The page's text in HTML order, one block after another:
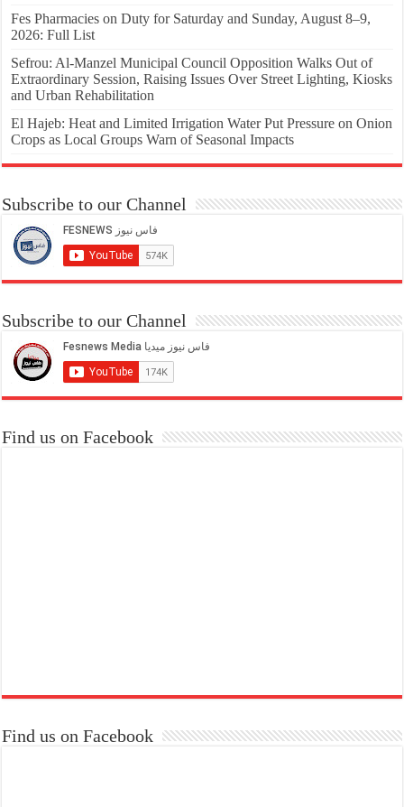
Fes Pharmacies on Duty for Saturday and Sunday, August 8–9,
2026: Full List
Sefrou: Al-Manzel Municipal Council Opposition Walks Out of
Extraordinary Session, Raising Issues Over Street Lighting, Kiosks
and Urban Rehabilitation
El Hajeb: Heat and Limited Irrigation Water Put Pressure on Onion
Crops as Local Groups Warn of Seasonal Impacts
Subscribe to our Channel
Subscribe to our Channel
Find us on Facebook
Find us on Facebook